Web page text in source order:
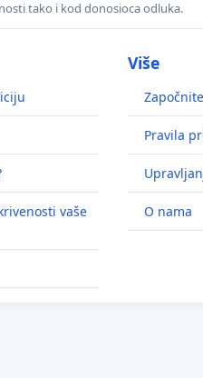
tako i kod donosioca odluka.
vaše
Više
Pravila
O nama